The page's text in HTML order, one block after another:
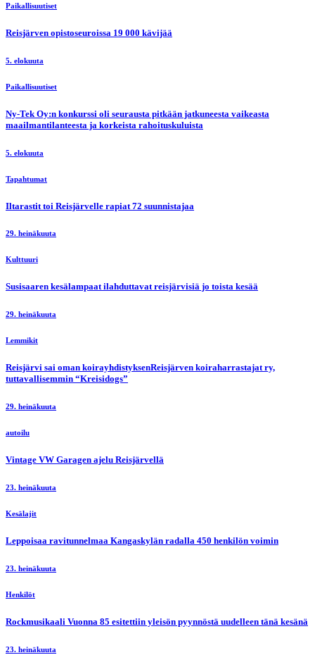
Paikallisuutiset
Reisjärven opistoseuroissa 19 000 kävijää
5. elokuuta
Paikallisuutiset
Ny-Tek Oy:n konkurssi oli seurausta pitkään jatkuneesta vaikeasta
maailmantilanteesta ja korkeista rahoituskuluista
5. elokuuta
Tapahtumat
Iltarastit toi Reisjärvelle rapiat 72 suunnistajaa
29. heinäkuuta
Kulttuuri
Susisaaren kesälampaat ilahduttavat reisjärvisiä jo toista kesää
29. heinäkuuta
Lemmikit
Reisjärvi sai oman koirayhdistyksenReisjärven koiraharrastajat ry,
tuttavallisemmin “Kreisidogs”
29. heinäkuuta
autoilu
Vintage VW Garagen ajelu Reisjärvellä
23. heinäkuuta
Kesälajit
Leppoisaa ravitunnelmaa Kangaskylän radalla 450 henkilön voimin
23. heinäkuuta
Henkilöt
Rockmusikaali Vuonna 85 esitettiin yleisön pyynnöstä uudelleen tänä kesänä
23. heinäkuuta